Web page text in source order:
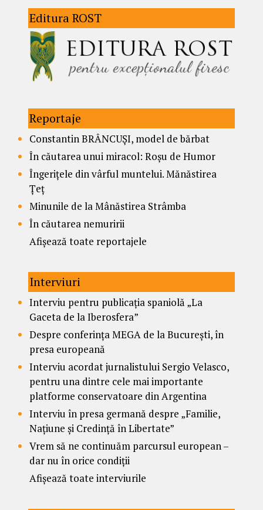
Editura ROST
Reportaje
Constantin BRÂNCUȘI, model de bărbat
În căutarea unui miracol: Roșu de Humor
Îngerițele din vârful muntelui. Mănăstirea
Țeț
Minunile de la Mânăstirea Strâmba
În căutarea nemuririi
Afișează toate reportajele
Interviuri
Interviu pentru publicația spaniolă „La
Gaceta de la Iberosfera”
Despre conferința MEGA de la București, în
presa europeană
Interviu acordat jurnalistului Sergio Velasco,
pentru una dintre cele mai importante
platforme conservatoare din Argentina
Interviu în presa germană despre „Familie,
Națiune și Credință în Libertate”
Vrem să ne continuăm parcursul european –
dar nu în orice condiții
Afișează toate interviurile